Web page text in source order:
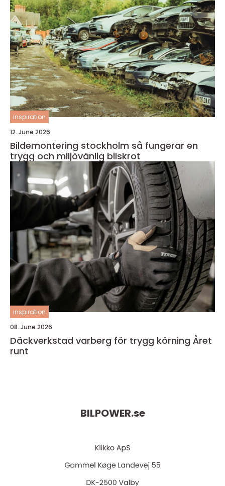
inspiration
12. June 2026
Bildemontering stockholm så fungerar en
trygg och miljövänlig bilskrot
inspiration
08. June 2026
Däckverkstad varberg för trygg körning Året
runt
BILPOWER.se